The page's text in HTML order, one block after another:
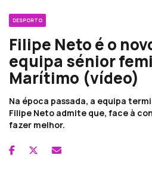
DESPORTO
Filipe Neto é o
equipa sénior
Marítimo (vídeo)
Na época passada, a equipa
Filipe Neto admite que, face à
fazer melhor.